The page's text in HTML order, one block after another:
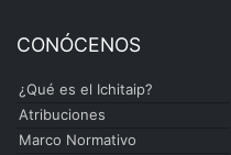
CONÓCENOS
¿Qué es el Ichitaip?
Atribuciones
Marco Normativo